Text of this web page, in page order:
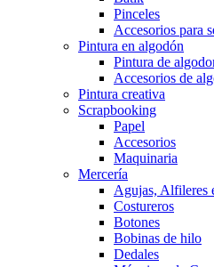
Pinceles
Accesorios para
Pintura en algodón
Pintura de
Accesorios de
Pintura creativa
Scrapbooking
Papel
Accesorios
Maquinaria
Mercería
Agujas, Alfileres
Costureros
Botones
Bobinas de hilo
Dedales